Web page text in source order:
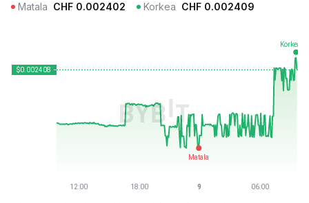
Matala CHF 0.002402 Korkea CHF 0.002409